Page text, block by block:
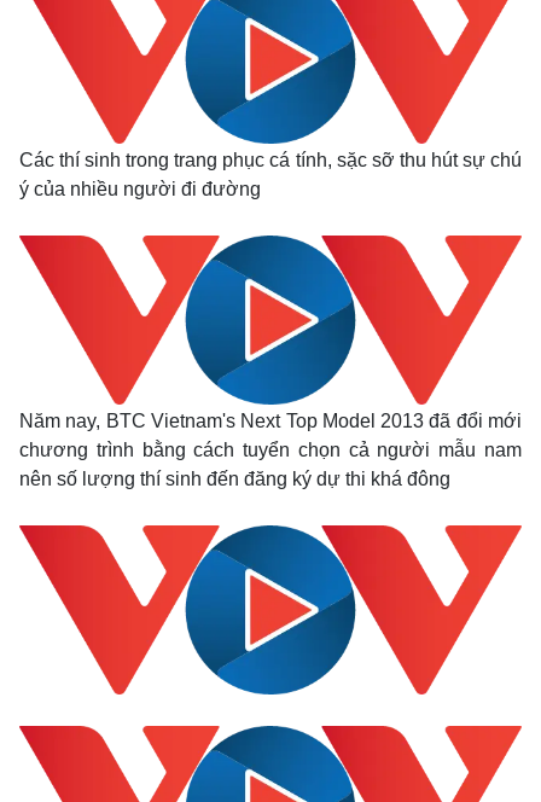
Quan sát
Cuộc sống đó đây
Hồ sơ
Video
E-Magazine
Các thí sinh trong trang phục cá tính, sặc sỡ thu hút sự chú
ý của nhiều người đi đường
Năm nay, BTC Vietnam's Next Top Model 2013 đã đổi mới
chương trình bằng cách tuyển chọn cả người mẫu nam
nên số lượng thí sinh đến đăng ký dự thi khá đông